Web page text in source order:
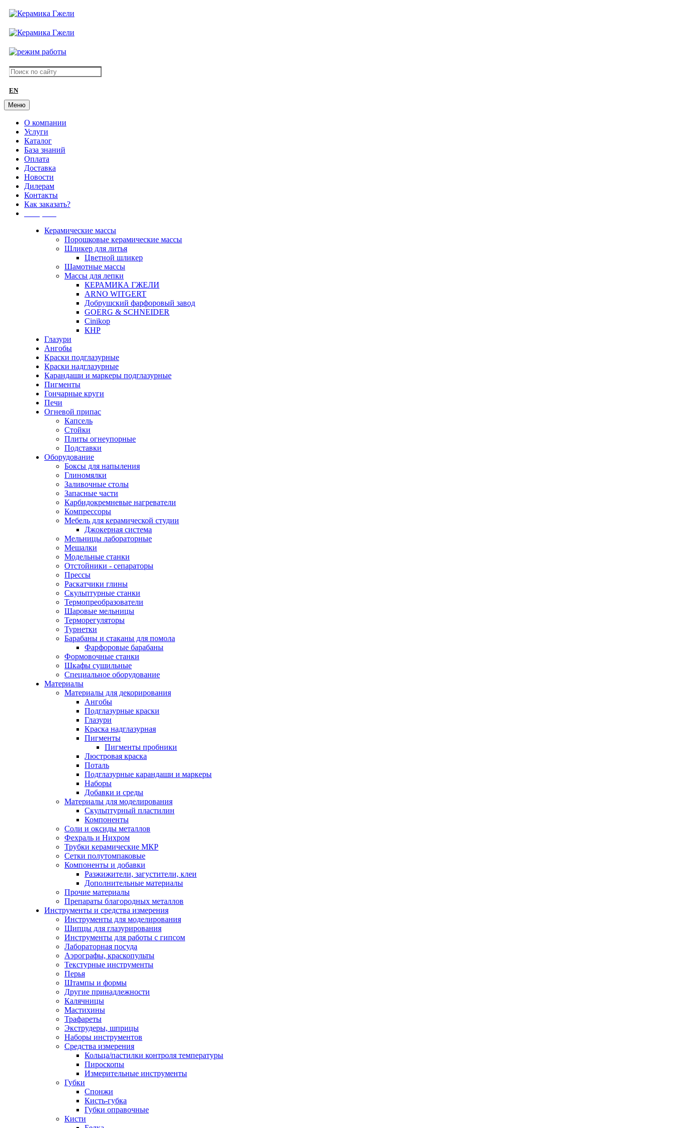
EN
Меню
О компании
Услуги
Каталог
База знаний
Оплата
Доставка
Новости
Дилерам
Контакты
Как заказать?
Керамические массы
Порошковые керамические массы
Шликер для литья
Цветной шликер
Шамотные массы
Массы для лепки
КЕРАМИКА ГЖЕЛИ
ARNO WITGERT
Добрушский фарфоровый завод
GOERG & SCHNEIDER
Cinikop
КНР
Глазури
Ангобы
Краски подглазурные
Краски надглазурные
Карандаши и маркеры подглазурные
Пигменты
Гончарные круги
Печи
Огневой припас
Капсель
Стойки
Плиты огнеупорные
Подставки
Оборудование
Боксы для напыления
Глиномялки
Заливочные столы
Запасные части
Карбидокремневые нагреватели
Компрессоры
Мебель для керамической студии
Джокерная система
Мельницы лабораторные
Мешалки
Модельные станки
Отстойники - сепараторы
Прессы
Раскатчики глины
Скульптурные станки
Термопреобразователи
Шаровые мельницы
Терморегуляторы
Турнетки
Барабаны и стаканы для помола
Фарфоровые барабаны
Формовочные станки
Шкафы сушильные
Специальное оборудование
Материалы
Материалы для декорирования
Ангобы
Подглазурные краски
Глазури
Краска надглазурная
Пигменты
Пигменты пробники
Люстровая краска
Поталь
Подглазурные карандаши и маркеры
Наборы
Добавки и среды
Материалы для моделирования
Скульптурный пластилин
Компоненты
Соли и оксиды металлов
Фехраль и Нихром
Трубки керамические МКР
Сетки полутомпаковые
Компоненты и добавки
Разжижители, загустители, клеи
Дополнительные материалы
Прочие материалы
Препараты благородных металлов
Инструменты и средства измерения
Инструменты для моделирования
Щипцы для глазурирования
Инструменты для работы с гипсом
Лабораторная посуда
Аэрографы, краскопульты
Текстурные инструменты
Перья
Штампы и формы
Другие принадлежности
Калячницы
Мастихины
Трафареты
Экструдеры, шприцы
Наборы инструментов
Средства измерения
Кольца/пастилки контроля температуры
Пироскопы
Измерительные инструменты
Губки
Спонжи
Кисть-губка
Губки оправочные
Кисти